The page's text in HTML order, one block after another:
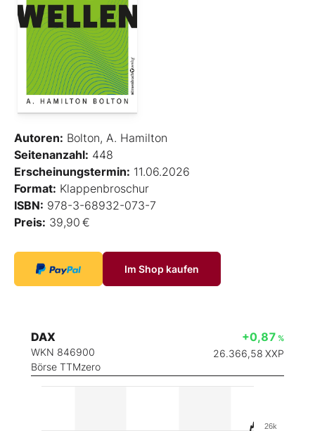
Autoren: Bolton, A. Hamilton
Seitenanzahl: 448
Erscheinungstermin: 11.06.2026
Format: Klappenbroschur
ISBN: 978-3-68932-073-7
Preis: 39,90 €
Im Shop kaufen
DAX
WKN 846900
Börse TTMzero
+0,87 %
26.366,58 XXP
26k